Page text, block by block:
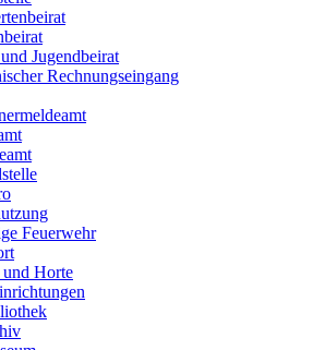
Jugendbeirat
Rechnungseingang
Feuerwehr
und Horte